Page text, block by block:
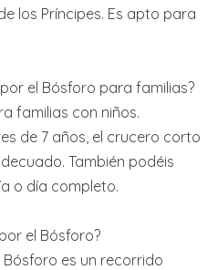
los Príncipes. Es apto para
el Bósforo para familias?
familias con niños.
de 7 años, el crucero corto
También podéis
o día completo.
el Bósforo?
es un recorrido